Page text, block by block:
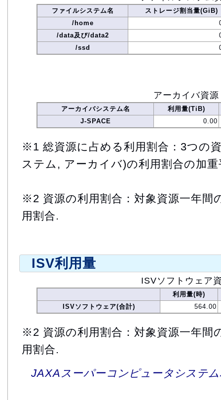
ファイルシステム名
ストレージ割当量(GiB)
/home
/data及び/data2
/ssd
アーカイバ資源
アーカイバシステム名
利用量(TiB)
J-SPACE
0.00
※1 総資源に占める利用割合：3つの
ステム, アーカイバ)の利用割合の加重
※2 資源の利用割合：対象資源一年間
用割合.
ISV利用量
ISVソフトウェア
利用量(時)
ISVソフトウェア(合計)
564.00
※2 資源の利用割合：対象資源一年間
用割合.
JAXAスーパーコンピュータシステ